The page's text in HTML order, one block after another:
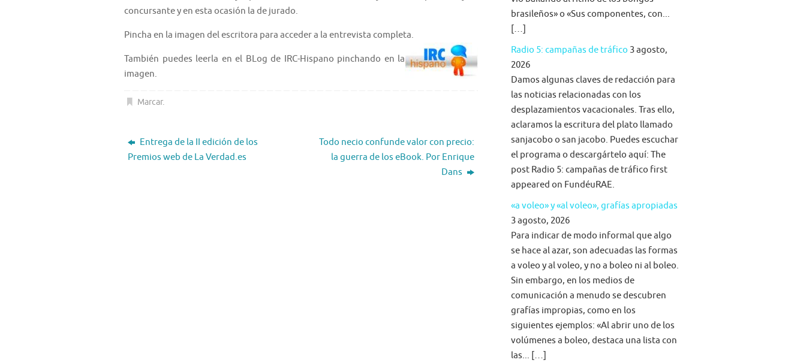
concursante y en esta ocasión la de jurado.
Pincha en la imagen del escritora para acceder a la entrevista completa.
También puedes leerla en el BLog de IRC-Hispano pinchando en la
imagen.
Marcar.
Entrega de la II edición de los
Premios web de La Verdad.es
Todo necio confunde valor con precio:
la guerra de los eBook. Por Enrique
Dans
brasileños» o «Sus componentes, con...
[…]
Radio 5: campañas de tráfico 3 agosto,
2026
Damos algunas claves de redacción para
las noticias relacionadas con los
desplazamientos vacacionales. Tras ello,
aclaramos la escritura del plato llamado
sanjacobo o san jacobo. Puedes escuchar
el programa o descargártelo aquí: The
post Radio 5: campañas de tráfico first
appeared on FundéuRAE.
«a voleo» y «al voleo», grafías apropiadas
3 agosto, 2026
Para indicar de modo informal que algo
se hace al azar, son adecuadas las formas
a voleo y al voleo, y no a boleo ni al boleo.
Sin embargo, en los medios de
comunicación a menudo se descubren
grafías impropias, como en los
siguientes ejemplos: «Al abrir uno de los
volúmenes a boleo, destaca una lista con
las... […]